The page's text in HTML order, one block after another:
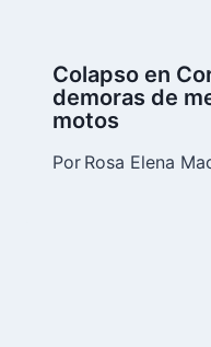
Colapso en
demoras de
motos
Por Rosa Elena